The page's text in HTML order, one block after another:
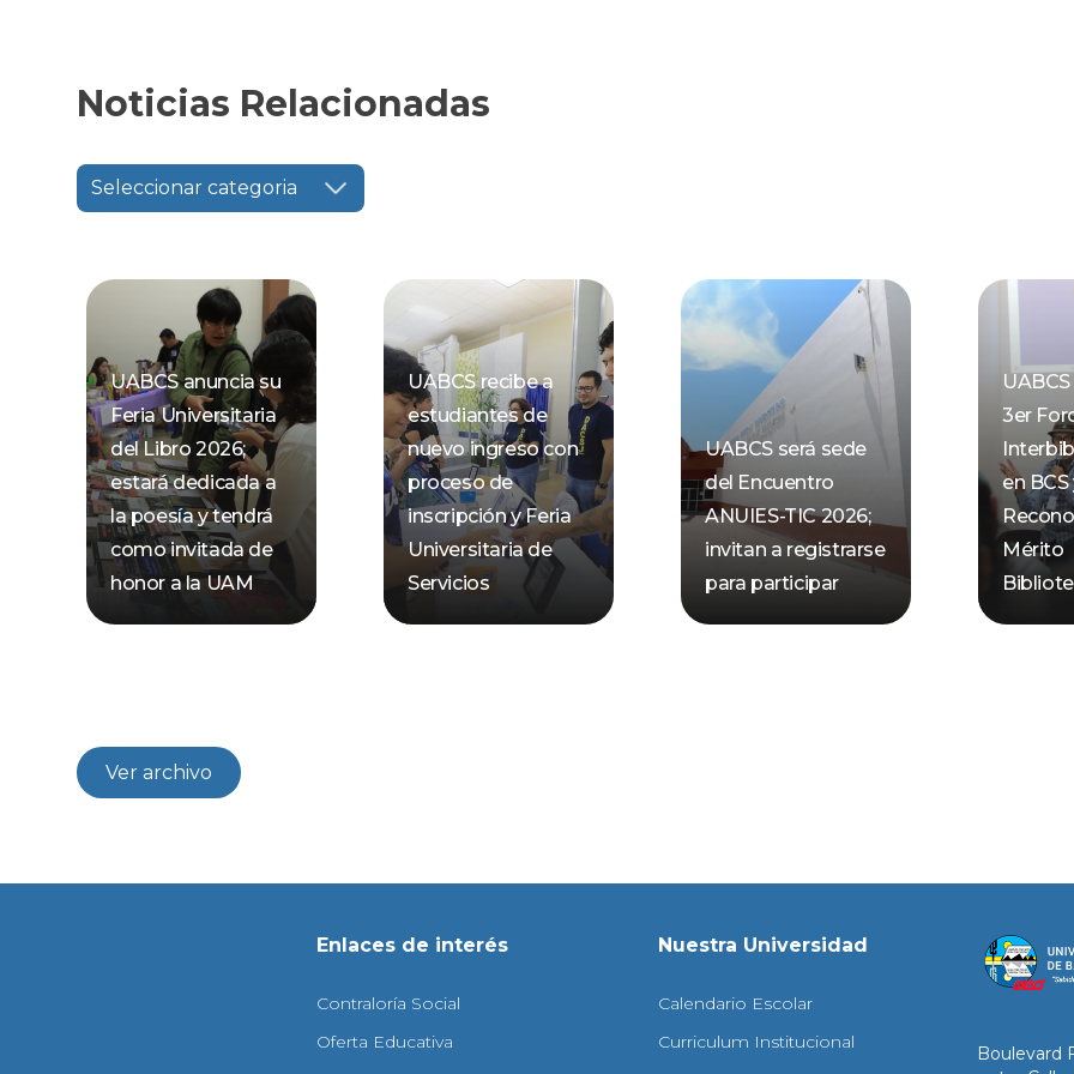
Noticias Relacionadas
Seleccionar categoria
UABCS anuncia su
Feria Universitaria
del Libro 2026;
estará dedicada a
la poesía y tendrá
como invitada de
honor a la UAM
UABCS recibe a
estudiantes de
nuevo ingreso con
proceso de
inscripción y Feria
Universitaria de
Servicios
UABCS será sede
del Encuentro
ANUIES-TIC 2026;
invitan a registrarse
para participar
3er
en BCS
Mérito
Ver archivo
Enlaces de interés
Contraloría Social
Oferta Educativa
Nuestra Universidad
Calendario Escolar
Curriculum Institucional
Boulevard